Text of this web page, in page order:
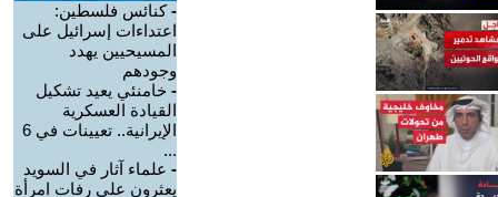
-كنائس فلسطين:
اعتداءات إسرائيل على
المسيحيين يهدد
وجودهم
- خامنئي يعيد تشكيل
القيادة العسكرية
الإيرانية.. تعيينات في 6
...
- علماء آثار في السويد
يعثرون على رفات امرأة